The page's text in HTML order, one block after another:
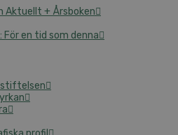
Aktuellt + Årsboken
För en tid som denna